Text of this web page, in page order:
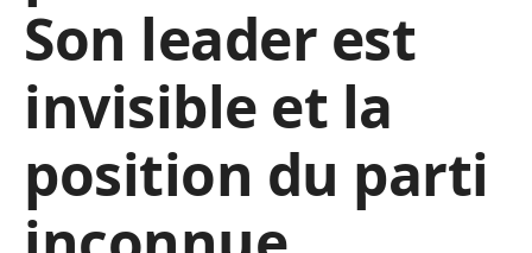
Son leader est
invisible et la
position du parti